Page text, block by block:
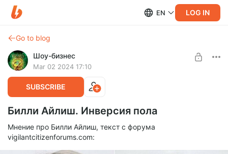
EN LOG IN
Go to blog
Шоу-бизнес
Mar 02 2024 17:10
SUBSCRIBE
Билли Айлиш. Инверсия пола
Мнение про Билли Айлиш, текст с форума
vigilantcitizenforums.com: